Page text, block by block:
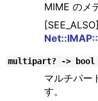
MIME のメ
[SEE_ALSO]
multipart? -> bool
マルチパー
す。